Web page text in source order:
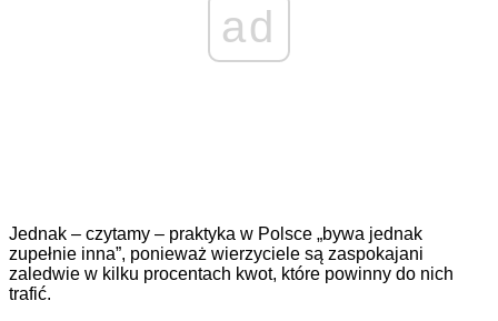
ad
Jednak – czytamy – praktyka w Polsce „bywa jednak
zupełnie inna”, ponieważ wierzyciele są zaspokajani
zaledwie w kilku procentach kwot, które powinny do nich
trafić.